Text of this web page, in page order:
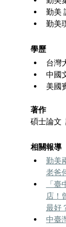
勤美
勤美
學歷
台灣
中國
美國
著作
碩士論文
相關報導
勤美
老爸
「
店！
最好
中臺